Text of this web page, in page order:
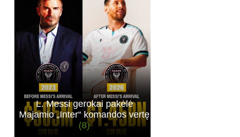
L. Messi gerokai pakėlė
Majamio „Inter“ komandos vertę
(8)